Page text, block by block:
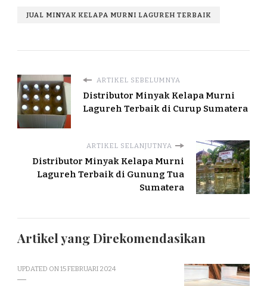
JUAL MINYAK KELAPA MURNI LAGUREH TERBAIK
ARTIKEL SEBELUMNYA
Distributor Minyak Kelapa Murni
Lagureh Terbaik di Curup Sumatera
ARTIKEL SELANJUTNYA
Distributor Minyak Kelapa Murni
Lagureh Terbaik di Gunung Tua
Sumatera
Artikel yang Direkomendasikan
UPDATED ON15 FEBRUARI 2024